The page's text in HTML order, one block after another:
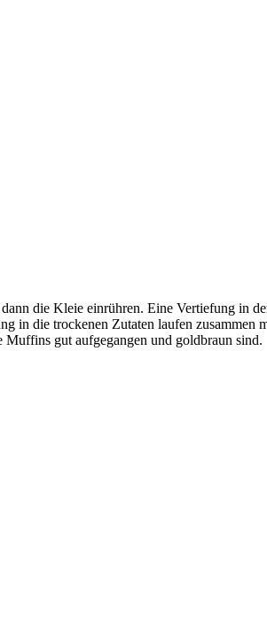
die Kleie einrühren. Eine Vertiefung in
in die trockenen Zutaten laufen zusammen
gut aufgegangen und goldbraun sind.